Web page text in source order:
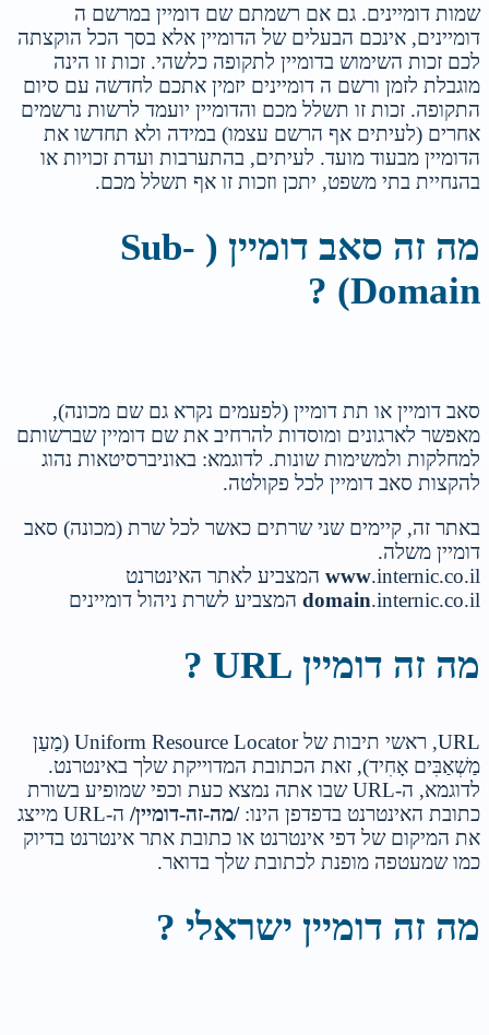
שמות דומיינים. גם אם רשמתם שם דומיין במרשם ה
דומיינים, אינכם הבעלים של הדומיין אלא בסך הכל הוקצתה
לכם זכות השימוש בדומיין לתקופה כלשהי. זכות זו הינה
מוגבלת לזמן ורשם ה דומיינים יזמין אתכם לחדשה עם סיום
התקופה. זכות זו תשלל מכם והדומיין יועמד לרשות נרשמים
אחרים (לעיתים אף הרשם עצמו) במידה ולא תחדשו את
הדומיין מבעוד מועד. לעיתים, בהתערבות ועדת זכויות או
בהנחיית בתי משפט, יתכן וזכות זו אף תשלל מכם.
מה זה סאב דומיין ( Sub-
Domain) ?
סאב דומיין או תת דומיין (לפעמים נקרא גם שם מכונה),
מאפשר לארגונים ומוסדות להרחיב את שם דומיין שברשותם
למחלקות ולמשימות שונות. לדוגמא: באוניברסיטאות נהוג
להקצות סאב דומיין לכל פקולטה.
באתר זה, קיימים שני שרתים כאשר לכל שרת (מכונה) סאב
דומיין משלה.
www.internic.co.il המצביע לאתר האינטרנט
domain.internic.co.il המצביע לשרת ניהול דומיינים
מה זה דומיין URL ?
URL, ראשי תיבות של Uniform Resource Locator (מַעַן
מַשְׁאַבִּים אָחִיד), זאת הכתובת המדוייקת שלך באינטרנט.
לדוגמא, ה-URL שבו אתה נמצא כעת וכפי שמופיע בשורת
כתובת האינטרנט בדפדפן הינו:/מה-זה-דומיין/
ה-URL מייצג
את המיקום של דפי אינטרנט או כתובת אתר אינטרנט בדיוק
כמו שמעטפה מופנת לכתובת שלך בדואר.
מה זה דומיין ישראלי ?